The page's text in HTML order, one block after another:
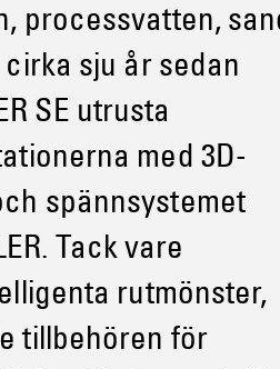
processvatten,
sju år sedan
SE utrusta
med 3D-
spännsystemet
Tack vare
rutmönster,
tillbehören för